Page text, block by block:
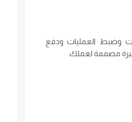
وضبط العمليات ودفع
مصممة لعملك.